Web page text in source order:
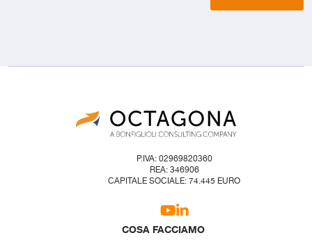
P.IVA: 02969820360
REA: 346906
CAPITALE SOCIALE: 74.445 EURO
COSA FACCIAMO